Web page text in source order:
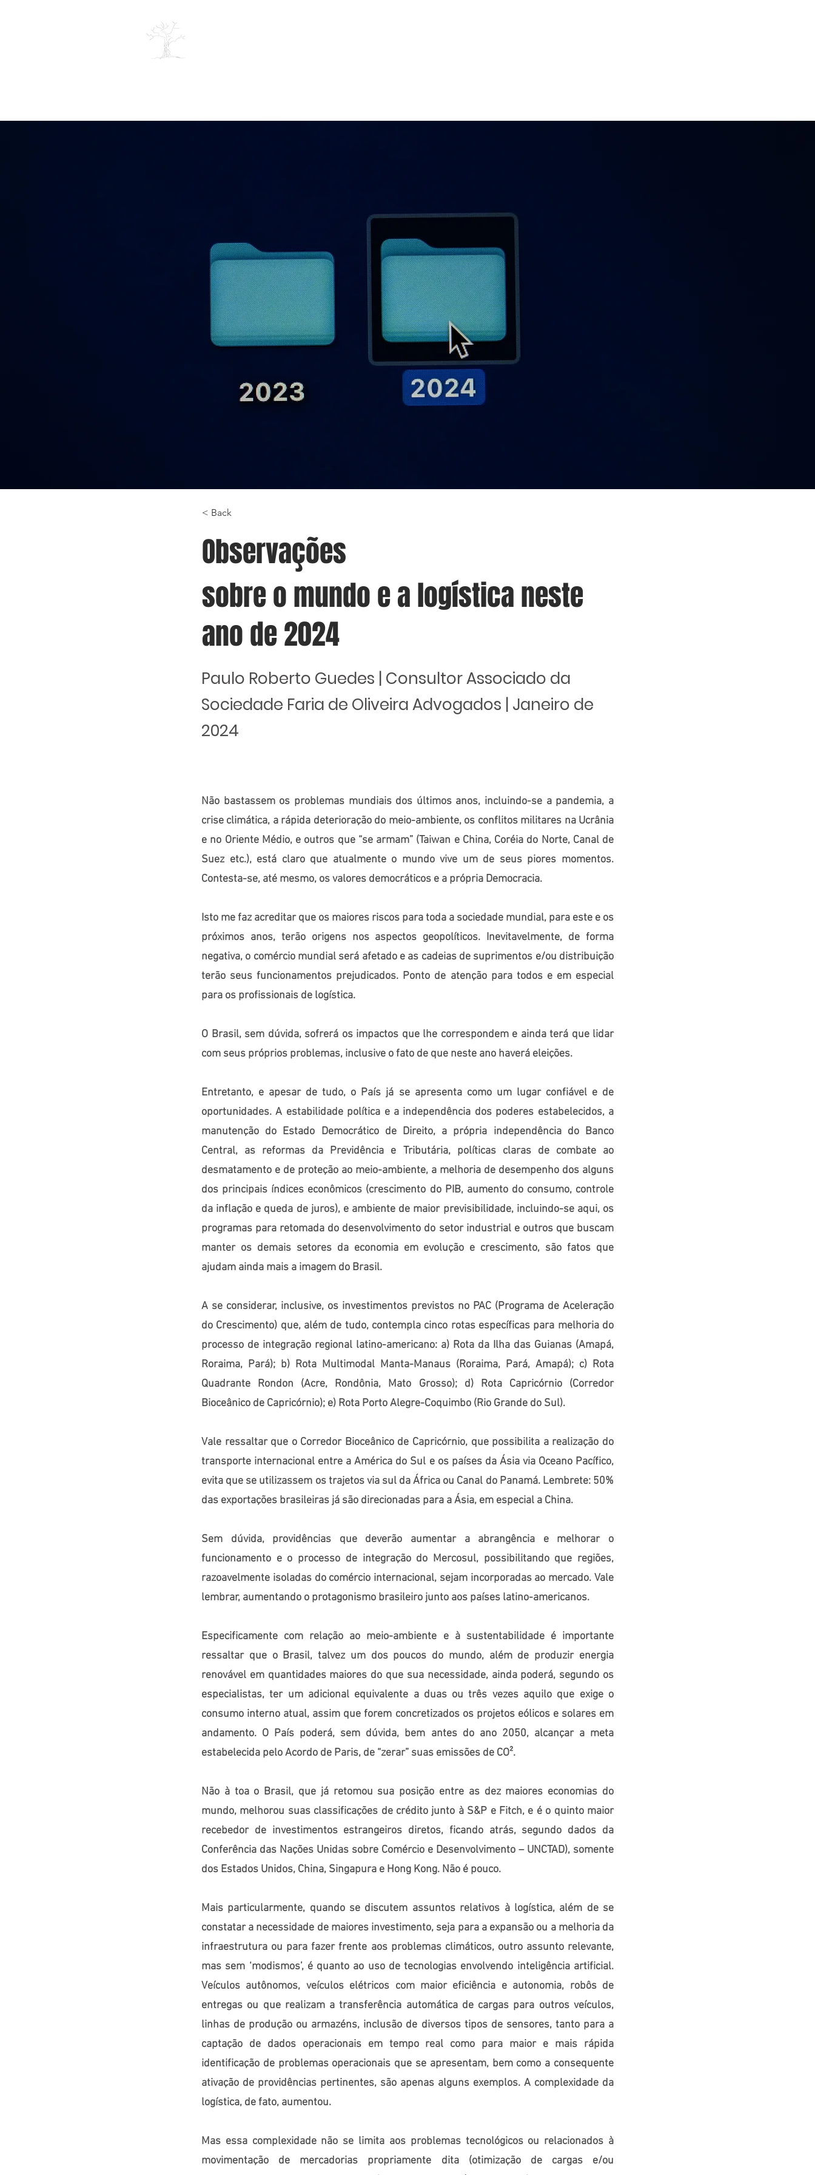
< Back
Observações
sobre o mundo e a logística neste
ano de 2024
Paulo Roberto Guedes | Consultor Associado da
Sociedade Faria de Oliveira Advogados | Janeiro de
2024
Não bastassem os problemas mundiais dos últimos anos, incluindo-se a pandemia, a
crise climática, a rápida deterioração do meio-ambiente, os conflitos militares na Ucrânia
e no Oriente Médio, e outros que “se armam” (Taiwan e China, Coréia do Norte, Canal de
Suez etc.), está claro que atualmente o mundo vive um de seus piores momentos.
Contesta-se, até mesmo, os valores democráticos e a própria Democracia.
Isto me faz acreditar que os maiores riscos para toda a sociedade mundial, para este e os
próximos anos, terão origens nos aspectos geopolíticos. Inevitavelmente, de forma
negativa, o comércio mundial será afetado e as cadeias de suprimentos e/ou distribuição
terão seus funcionamentos prejudicados. Ponto de atenção para todos e em especial
para os profissionais de logística.
O Brasil, sem dúvida, sofrerá os impactos que lhe correspondem e ainda terá que lidar
com seus próprios problemas, inclusive o fato de que neste ano haverá eleições.
Entretanto, e apesar de tudo, o País já se apresenta como um lugar confiável e de
oportunidades. A estabilidade política e a independência dos poderes estabelecidos, a
manutenção do Estado Democrático de Direito, a própria independência do Banco
Central, as reformas da Previdência e Tributária, políticas claras de combate ao
desmatamento e de proteção ao meio-ambiente, a melhoria de desempenho dos alguns
dos principais índices econômicos (crescimento do PIB, aumento do consumo, controle
da inflação e queda de juros), e ambiente de maior previsibilidade, incluindo-se aqui, os
programas para retomada do desenvolvimento do setor industrial e outros que buscam
manter os demais setores da economia em evolução e crescimento, são fatos que
ajudam ainda mais a imagem do Brasil.
A se considerar, inclusive, os investimentos previstos no PAC (Programa de Aceleração
do Crescimento) que, além de tudo, contempla cinco rotas específicas para melhoria do
processo de integração regional latino-americano: a) Rota da Ilha das Guianas (Amapá,
Roraima, Pará); b) Rota Multimodal Manta-Manaus (Roraima, Pará, Amapá); c) Rota
Quadrante Rondon (Acre, Rondônia, Mato Grosso); d) Rota Capricórnio (Corredor
Bioceânico de Capricórnio); e) Rota Porto Alegre-Coquimbo (Rio Grande do Sul).
Vale ressaltar que o Corredor Bioceânico de Capricórnio, que possibilita a realização do
transporte internacional entre a América do Sul e os países da Ásia via Oceano Pacífico,
evita que se utilizassem os trajetos via sul da África ou Canal do Panamá. Lembrete: 50%
das exportações brasileiras já são direcionadas para a Ásia, em especial a China.
Sem dúvida, providências que deverão aumentar a abrangência e melhorar o
funcionamento e o processo de integração do Mercosul, possibilitando que regiões,
razoavelmente isoladas do comércio internacional, sejam incorporadas ao mercado. Vale
lembrar, aumentando o protagonismo brasileiro junto aos países latino-americanos.
Especificamente com relação ao meio-ambiente e à sustentabilidade é importante
ressaltar que o Brasil, talvez um dos poucos do mundo, além de produzir energia
renovável em quantidades maiores do que sua necessidade, ainda poderá, segundo os
especialistas, ter um adicional equivalente a duas ou três vezes aquilo que exige o
consumo interno atual, assim que forem concretizados os projetos eólicos e solares em
andamento. O País poderá, sem dúvida, bem antes do ano 2050, alcançar a meta
estabelecida pelo Acordo de Paris, de “zerar” suas emissões de CO².
Não à toa o Brasil, que já retomou sua posição entre as dez maiores economias do
mundo, melhorou suas classificações de crédito junto à S&P e Fitch, e é o quinto maior
recebedor de investimentos estrangeiros diretos, ficando atrás, segundo dados da
Conferência das Nações Unidas sobre Comércio e Desenvolvimento – UNCTAD), somente
dos Estados Unidos, China, Singapura e Hong Kong. Não é pouco.
Mais particularmente, quando se discutem assuntos relativos à logística, além de se
constatar a necessidade de maiores investimento, seja para a expansão ou a melhoria da
infraestrutura ou para fazer frente aos problemas climáticos, outro assunto relevante,
mas sem ‘modismos’, é quanto ao uso de tecnologias envolvendo inteligência artificial.
Veículos autônomos, veículos elétricos com maior eficiência e autonomia, robôs de
entregas ou que realizam a transferência automática de cargas para outros veículos,
linhas de produção ou armazéns, inclusão de diversos tipos de sensores, tanto para a
captação de dados operacionais em tempo real como para maior e mais rápida
identificação de problemas operacionais que se apresentam, bem como a consequente
ativação de providências pertinentes, são apenas alguns exemplos. A complexidade da
logística, de fato, aumentou.
Mas essa complexidade não se limita aos problemas tecnológicos ou relacionados à
movimentação de mercadorias propriamente dita (otimização de cargas e/ou